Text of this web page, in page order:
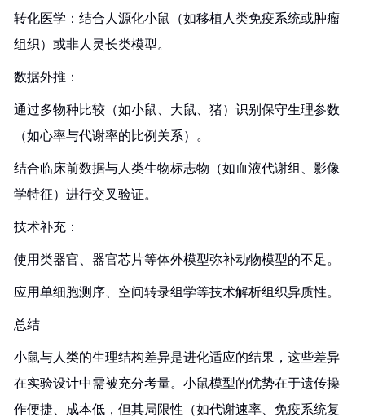
转化医学：结合人源化小鼠（如移植人类免疫系统或肿瘤
组织）或非人灵长类模型。
数据外推：
通过多物种比较（如小鼠、大鼠、猪）识别保守生理参数
（如心率与代谢率的比例关系）。
结合临床前数据与人类生物标志物（如血液代谢组、影像
学特征）进行交叉验证。
技术补充：
使用类器官、器官芯片等体外模型弥补动物模型的不足。
应用单细胞测序、空间转录组学等技术解析组织异质性。
总结
小鼠与人类的生理结构差异是进化适应的结果，这些差异
在实验设计中需被充分考量。小鼠模型的优势在于遗传操
作便捷、成本低，但其局限性（如代谢速率、免疫系统复